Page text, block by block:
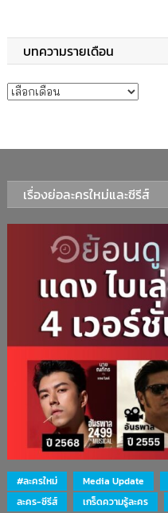
บทความรายเดือน
บทความรายเดือน
เรื่องย่อละครใหม่และซีรีส์
#ละครใหม่ Media Update
ละคร-ซีรีส์
เกร็ดความรู้ละคร